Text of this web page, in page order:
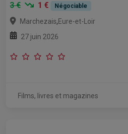
3 €
1 € Négociable
Marchezais,Eure-et-Loir
27 juin 2026
Films, livres et magazines